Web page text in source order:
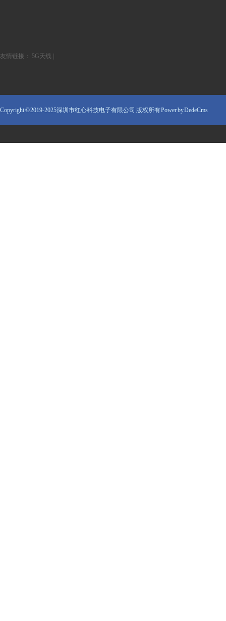
友情链接： 5G天线
Copyright © 2019-2025深圳市红心科技电子有限公司 版权所有Power by DedeCms